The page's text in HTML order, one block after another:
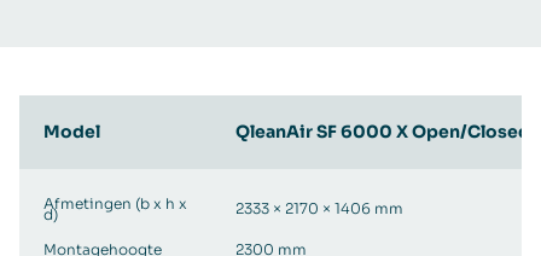
Model QleanAir SF 6000 X Open/Closed
Afmetingen (b x h x
d) 2333 × 2170 × 1406 mm
Montagehoogte
2300 mm